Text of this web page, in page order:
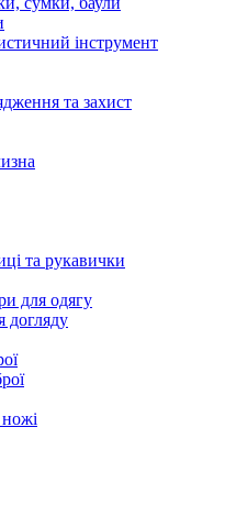
інструмент
та захист
та рукавички
для одягу
догляду